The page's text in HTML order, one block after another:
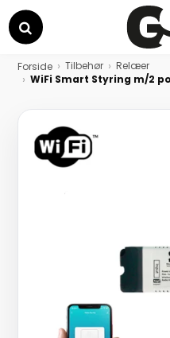
Søg
Forside Tilbehør
Relæer
WiFi Smart Styring m/2